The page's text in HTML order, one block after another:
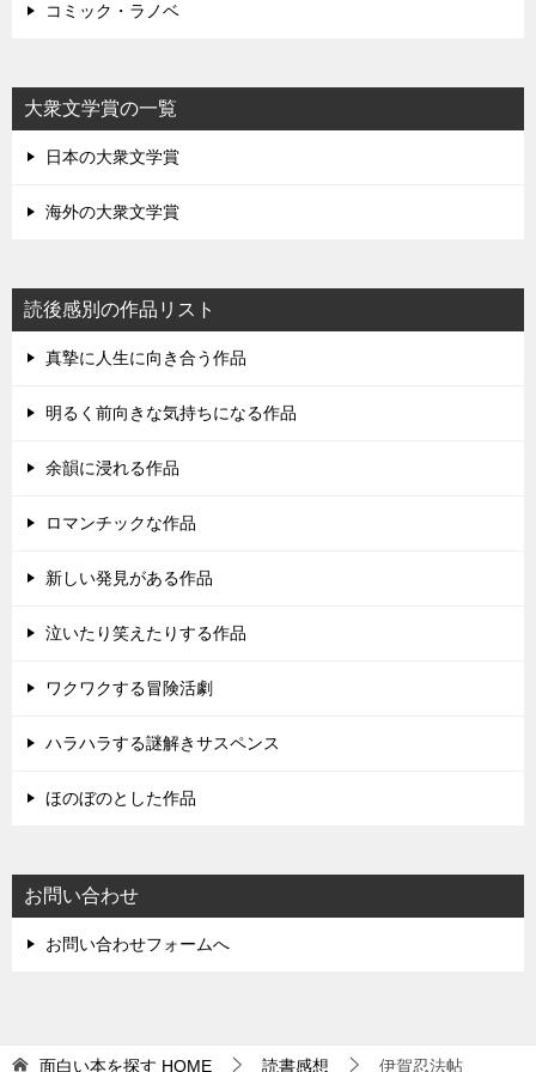
コミック・ラノベ
大衆文学賞の一覧
日本の大衆文学賞
海外の大衆文学賞
読後感別の作品リスト
真摯に人生に向き合う作品
明るく前向きな気持ちになる作品
余韻に浸れる作品
ロマンチックな作品
新しい発見がある作品
泣いたり笑えたりする作品
ワクワクする冒険活劇
ハラハラする謎解きサスペンス
ほのぼのとした作品
お問い合わせ
お問い合わせフォームへ
面白い本を探す HOME 読書感想 伊賀忍法帖